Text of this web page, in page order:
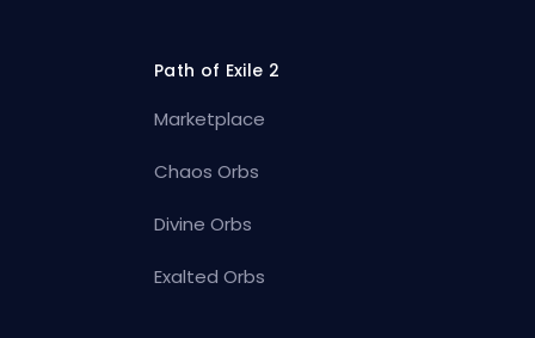
Path of Exile 2
Marketplace
Chaos Orbs
Divine Orbs
Exalted Orbs